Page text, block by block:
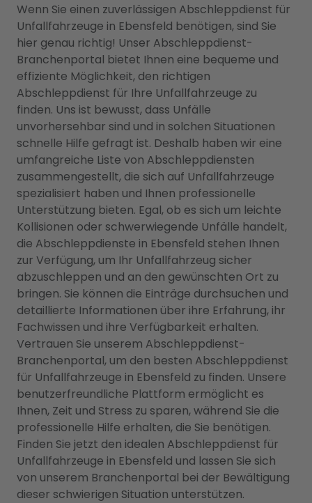
Wenn Sie einen zuverlässigen Abschleppdienst für
Unfallfahrzeuge in Ebensfeld benötigen, sind Sie
hier genau richtig! Unser Abschleppdienst-
Branchenportal bietet Ihnen eine bequeme und
effiziente Möglichkeit, den richtigen
Abschleppdienst für Ihre Unfallfahrzeuge zu
finden. Uns ist bewusst, dass Unfälle
unvorhersehbar sind und in solchen Situationen
schnelle Hilfe gefragt ist. Deshalb haben wir eine
umfangreiche Liste von Abschleppdiensten
zusammengestellt, die sich auf Unfallfahrzeuge
spezialisiert haben und Ihnen professionelle
Unterstützung bieten. Egal, ob es sich um leichte
Kollisionen oder schwerwiegende Unfälle handelt,
die Abschleppdienste in Ebensfeld stehen Ihnen
zur Verfügung, um Ihr Unfallfahrzeug sicher
abzuschleppen und an den gewünschten Ort zu
bringen. Sie können die Einträge durchsuchen und
detaillierte Informationen über ihre Erfahrung, ihr
Fachwissen und ihre Verfügbarkeit erhalten.
Vertrauen Sie unserem Abschleppdienst-
Branchenportal, um den besten Abschleppdienst
für Unfallfahrzeuge in Ebensfeld zu finden. Unsere
benutzerfreundliche Plattform ermöglicht es
Ihnen, Zeit und Stress zu sparen, während Sie die
professionelle Hilfe erhalten, die Sie benötigen.
Finden Sie jetzt den idealen Abschleppdienst für
Unfallfahrzeuge in Ebensfeld und lassen Sie sich
von unserem Branchenportal bei der Bewältigung
dieser schwierigen Situation unterstützen.